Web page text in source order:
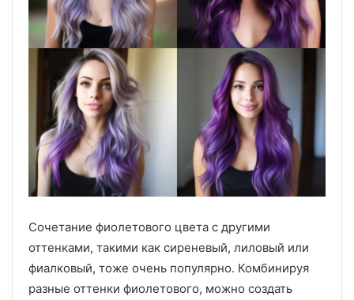
Сочетание фиолетового цвета с другими
оттенками, такими как сиреневый, лиловый или
фиалковый, тоже очень популярно. Комбинируя
разные оттенки фиолетового, можно создать